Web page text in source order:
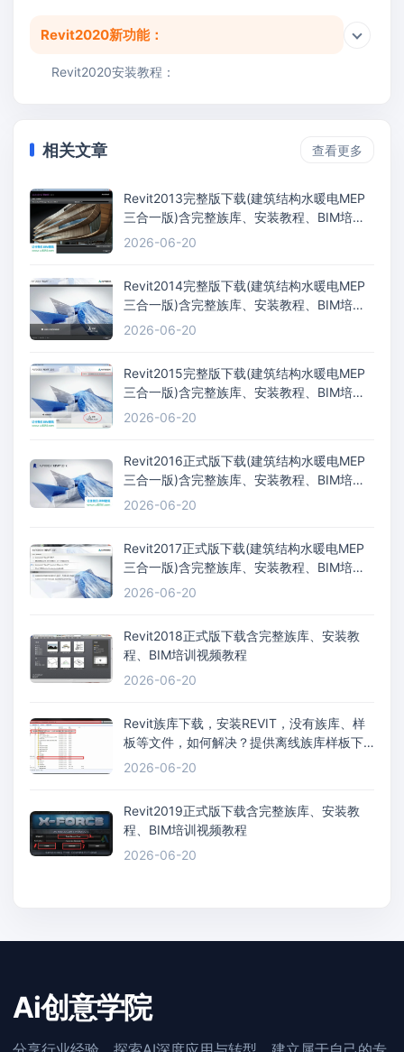
Revit2020新功能：
Revit2020安装教程：
相关文章 查看更多
Revit2013完整版下载(建筑结构水暖电MEP
三合一版)含完整族库、安装教程、BIM培训
视频教程
2026-06-20
Revit2014完整版下载(建筑结构水暖电MEP
三合一版)含完整族库、安装教程、BIM培训
视频教程
2026-06-20
Revit2015完整版下载(建筑结构水暖电MEP
三合一版)含完整族库、安装教程、BIM培训
视频教程
2026-06-20
Revit2016正式版下载(建筑结构水暖电MEP
三合一版)含完整族库、安装教程、BIM培训
视频教程
2026-06-20
Revit2017正式版下载(建筑结构水暖电MEP
三合一版)含完整族库、安装教程、BIM培训
视频教程
2026-06-20
Revit2018正式版下载含完整族库、安装教
程、BIM培训视频教程
2026-06-20
Revit族库下载，安装REVIT，没有族库、样
板等文件，如何解决？提供离线族库样板下
载，以Revit2016为例
2026-06-20
Revit2019正式版下载含完整族库、安装教
程、BIM培训视频教程
2026-06-20
Ai创意学院